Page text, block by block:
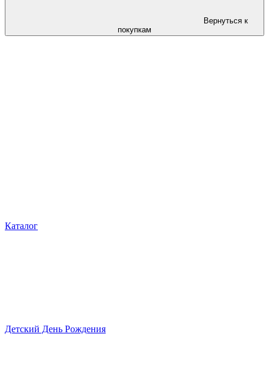
Вернуться к
покупкам
Каталог
Детский День Рождения